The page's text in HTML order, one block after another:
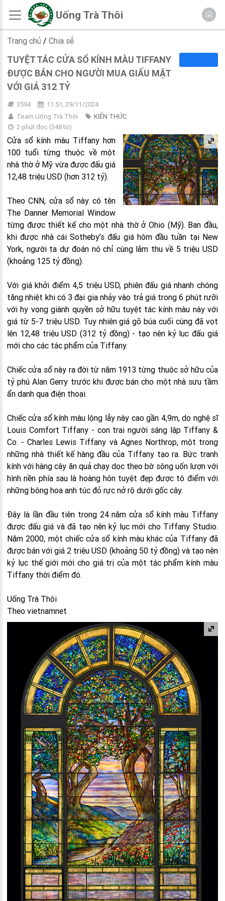
Uống Trà Thôi
Trang chủ / Chia sẻ
TUYỆT TÁC CỬA SỔ KÍNH MÀU TIFFANY
ĐƯỢC BÁN CHO NGƯỜI MUA GIẤU MẶT
VỚI GIÁ 312 TỶ
3594
11:51, 29/11/2024
Team Uống Trà Thôi
KIẾN THỨC
2 phút đọc(348từ)
Cửa sổ kính màu Tiffany hơn
100 tuổi từng thuộc về một
nhà thờ ở Mỹ vừa được đấu giá
12,48 triệu USD (hơn 312 tỷ).
Theo CNN, cửa sổ này có tên
The Danner Memorial Window
từng được thiết kế cho một nhà thờ ở Ohio (Mỹ). Ban đầu,
khi được nhà cái Sotheby’s đấu giá hôm đầu tuần tại New
York, người ta dự đoán nó chỉ cùng lắm thu về 5 triệu USD
(khoảng 125 tỷ đồng).
Với giá khởi điểm 4,5 triệu USD, phiên đấu giá nhanh chóng
tăng nhiệt khi có 3 đại gia nhảy vào trả giá trong 6 phút rưỡi
với hy vọng giành quyền sở hữu tuyệt tác kính màu này với
giá từ 5-7 triệu USD. Tuy nhiên giá gõ búa cuối cùng đã vọt
lên 12,48 triệu USD (312 tỷ đồng) - tạo nên kỷ lục đấu giá
mới cho các tác phẩm của Tiffany.
Chiếc cửa sổ này ra đời từ năm 1913 từng thuộc sở hữu của
tỷ phú Alan Gerry trước khi được bán cho một nhà sưu tầm
ẩn danh qua điện thoại.
Chiếc cửa sổ kính màu lộng lẫy này cao gần 4,9m, do nghệ sĩ
Louis Comfort Tiffany - con trai người sáng lập Tiffany &
Co. - Charles Lewis Tiffany và Agnes Northrop, một trong
những nhà thiết kế hàng đầu của Tiffany tạo ra. Bức tranh
kính với hàng cây ăn quả chạy dọc theo bờ sông uốn lượn với
hình nền phía sau là hoàng hôn tuyệt đẹp được tô điểm với
những bông hoa anh túc đỏ rực nở rộ dưới gốc cây.
Đây là lần đầu tiên trong 24 năm cửa sổ kính màu Tiffany
được đấu giá và đã tạo nên kỷ lục mới cho Tiffany Studio.
Năm 2000, một chiếc cửa sổ kính màu khác của Tiffany đã
được bán với giá 2 triệu USD (khoảng 50 tỷ đồng) và tạo nên
kỷ lục thế giới mới cho giá trị của một tác phẩm kính màu
Tiffany thời điểm đó.
Uống Trà Thôi
Theo vietnamnet